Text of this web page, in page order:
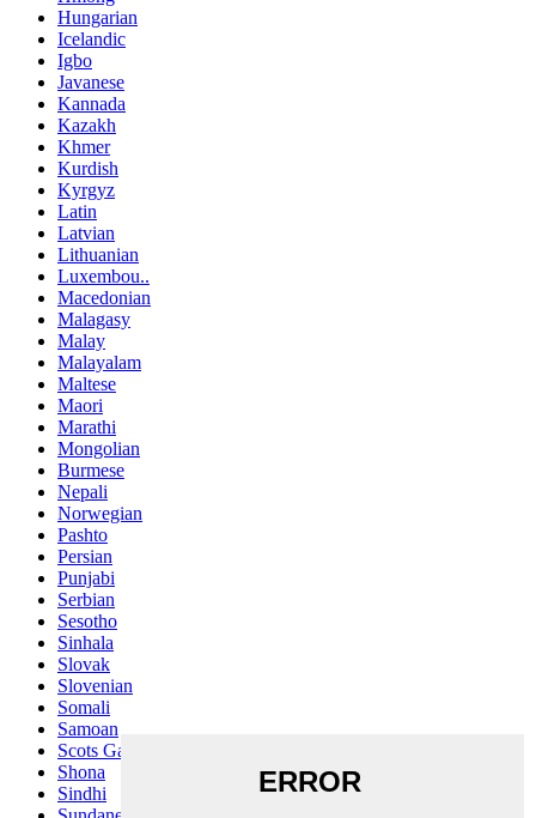
Hungarian
Icelandic
Igbo
Javanese
Kannada
Kazakh
Khmer
Kurdish
Kyrgyz
Latin
Latvian
Lithuanian
Luxembou..
Macedonian
Malagasy
Malay
Malayalam
Maltese
Maori
Marathi
Mongolian
Burmese
Nepali
Norwegian
Pashto
Persian
Punjabi
Serbian
Sesotho
Sinhala
Slovak
Slovenian
Somali
Samoan
Scots Gaelic
Shona
Sindhi